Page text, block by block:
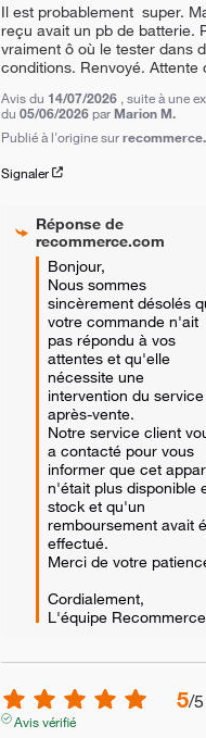
Il est probablement  super.
reçu avait un pb de batterie.
vraiment ô où le tester dans
conditions. Renvoyé. Attente
Avis du 14/07/2026 , suite à une
du 05/06/2026 par Marion M.
Publié à l'origine sur
Signaler
Réponse de
recommerce.com
Bonjour,
Nous sommes
sincèrement désolés
votre commande n'ait
pas répondu à vos
attentes et qu'elle
nécessite une
intervention du service
après-vente.
Notre service client
a contacté pour vous
informer que cet
n'était plus disponible
stock et qu'un
remboursement avait
effectué.
Merci de votre
Cordialement,
L'équipe Recommerce
5/5
Avis vérifié